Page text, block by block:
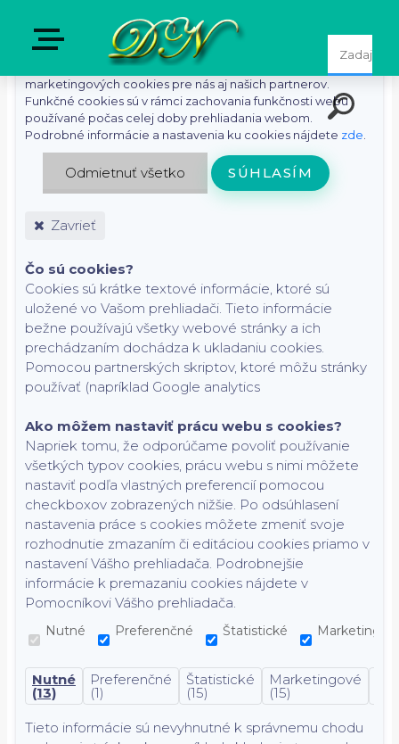
S cieľom uľahčiť používateľom používať naše webové
stránky využívame cookies. Kliknutím na tlačidlo "Súhlasím"
súhlasíte s použitím preferenčných, štatistických i
marketingových cookies pre nás aj našich partnerov.
Funkčné cookies sú v rámci zachovania funkčnosti webu
používané počas celej doby prehliadania webom.
Podrobné informácie a nastavenia ku cookies nájdete zde
Odmietnuť všetko SÚHLASÍM
Zavrieť
Čo sú cookies?
Cookies sú krátke textové informácie, ktoré sú
uložené vo Vašom prehliadači. Tieto informácie
bežne používajú všetky webové stránky a ich
prechádzaním dochádza k ukladaniu cookies.
Pomocou partnerských skriptov, ktoré môžu stránky
používať (napríklad Google analytics
Ako môžem nastaviť prácu webu s cookies?
Napriek tomu, že odporúčame povoliť používanie
všetkých typov cookies, prácu webu s nimi môžete
nastaviť podľa vlastných preferencií pomocou
checkboxov zobrazených nižšie. Po odsúhlasení
nastavenia práce s cookies môžete zmeniť svoje
rozhodnutie zmazaním či editáciou cookies priamo v
nastavení Vášho prehliadača. Podrobnejšie
informácie k premazaniu cookies nájdete v
Pomocníkovi Vášho prehliadača.
Nutné Preferenčné Štatistické
Nutné
(13)
Preferenčné
(1)
Štatistické
(15)
Marketingové
(15)
Tieto informácie sú nevyhnutné k správnemu chodu